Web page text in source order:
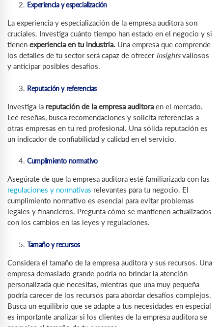
Experiencia y especialización
La experiencia y especialización de la empresa auditora son
cruciales. Investiga cuánto tiempo han estado en el negocio y si
tienen experiencia en tu industria. Una empresa que comprende
los detalles de tu sector será capaz de ofrecer insightsvaliosos
y anticipar posibles desafíos.
Reputación y referencias
Investiga la reputación de la empresa auditora en el mercado.
Lee reseñas, busca recomendaciones y solicita referencias a
otras empresas en tu red profesional. Una sólida reputación es
un indicador de confiabilidad y calidad en el servicio.
Cumplimiento normativo
Asegúrate de que la empresa auditora esté familiarizada con las
regulaciones y normativas relevantes para tu negocio. El
cumplimiento normativo es esencial para evitar problemas
legales y financieros. Pregunta cómo se mantienen actualizados
con los cambios en las leyes y regulaciones.
Tamaño y recursos
Considera el tamaño de la empresa auditora y sus recursos. Una
empresa demasiado grande podría no brindar la atención
personalizada que necesitas, mientras que una muy pequeña
podría carecer de los recursos para abordar desafíos complejos.
Busca un equilibrio que se adapte a tus necesidades en especial
es importante analizar si los clientes de la empresa auditora se